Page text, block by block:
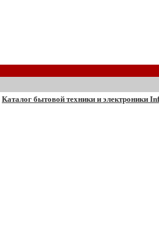
Каталог бытовой техники и электроники